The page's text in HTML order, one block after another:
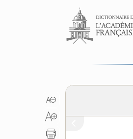
Aller au contenu